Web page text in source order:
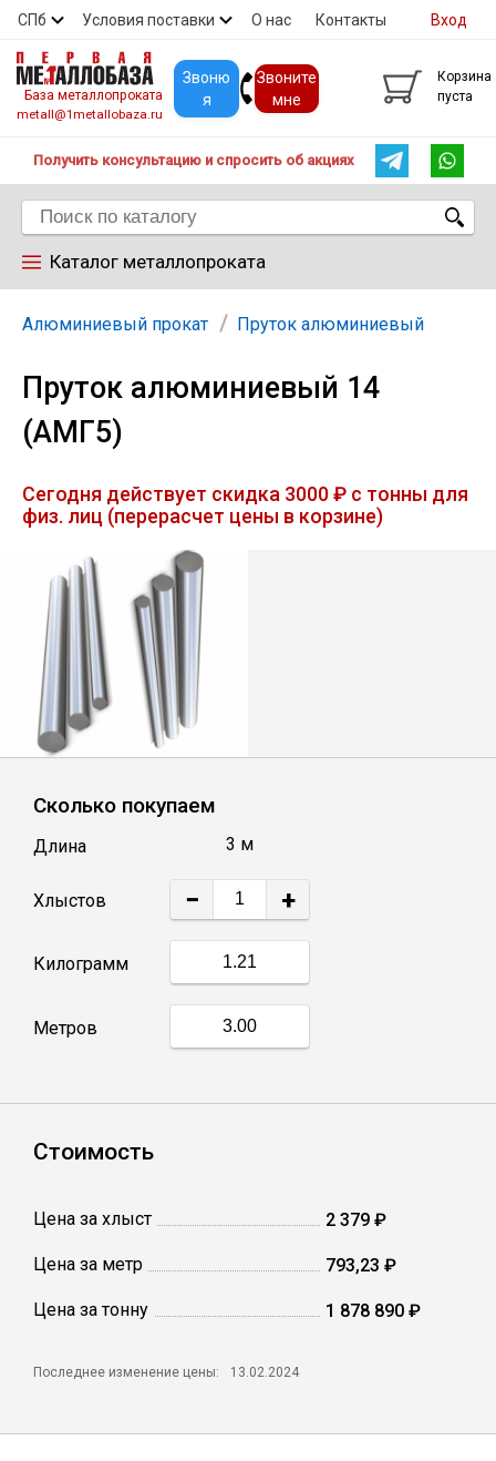
СПб Условия поставки О нас Контакты
Скидки Прайс Покупателям
Вход
База металлопроката
metall@1metallobaza.ru
Звоню
я
Звоните
мне
Корзина
пуста
Получить консультацию и спросить об акциях
Каталог металлопроката
Арматура
Труба профильная
Труба
Лист
Уголок
Балка
Швеллер
Катанка
Профлист
Винтовые сваи
Сетка кладочная
Круги абразивные
Алюминиевый прокат Пруток алюминиевый
Пруток алюминиевый 14
(АМГ5)
Сегодня действует скидка 3000 ₽ с тонны для
физ. лиц (перерасчет цены в корзине)
Сколько покупаем
Длина 3 м
Хлыстов − +
Килограмм
Метров
Стоимость
Цена за хлыст 2 379 ₽
Цена за метр 793,23 ₽
Цена за тонну 1 878 890 ₽
Последнее изменение цены: 13.02.2024